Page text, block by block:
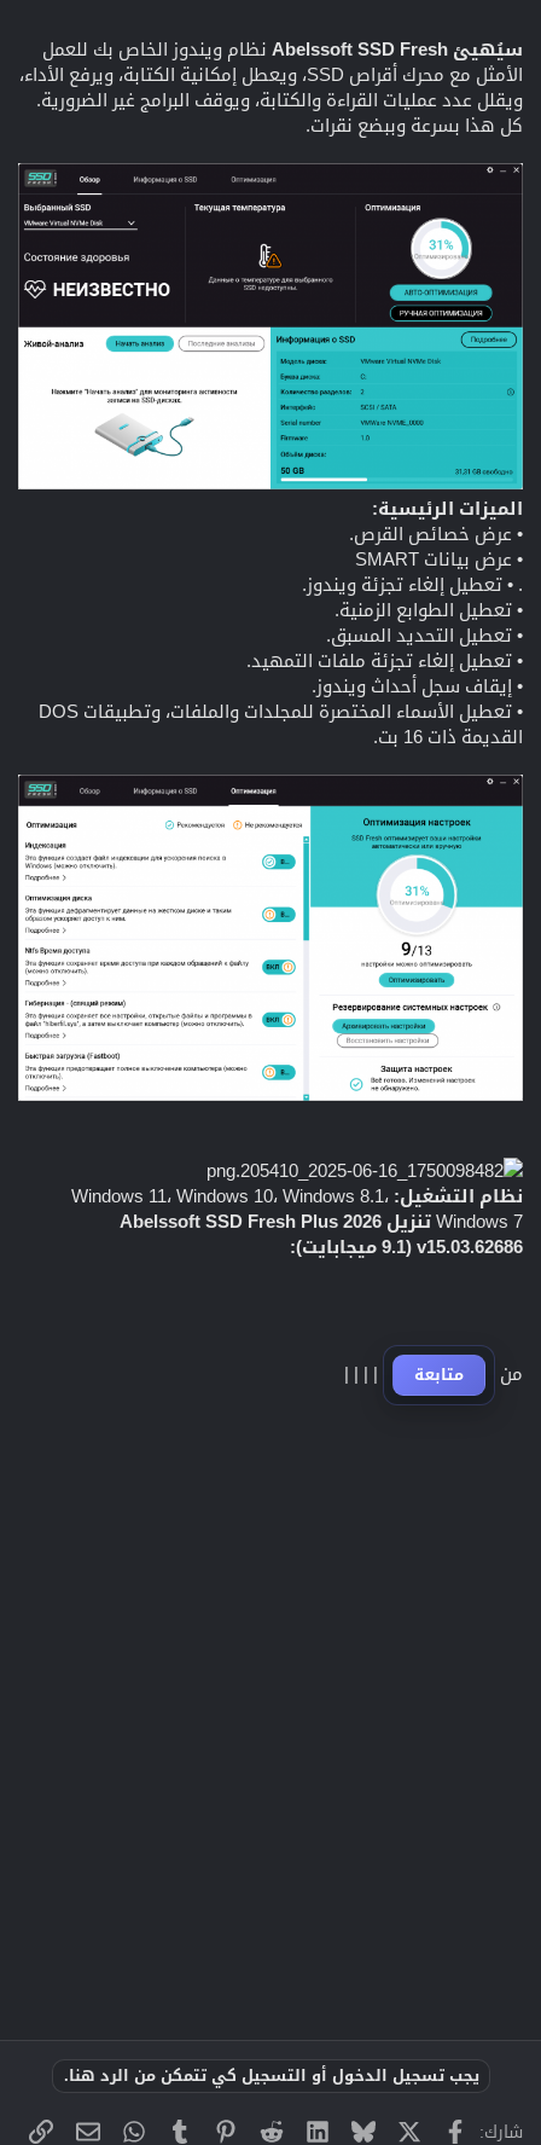
سيُهيئ Abelssoft SSD Fresh
نظام ويندوز الخاص بك للعمل
الأمثل مع محرك أقراص SSD، ويعطل إمكانية الكتابة، ويرفع الأداء،
ويقلل عدد عمليات القراءة والكتابة، ويوقف البرامج غير الضرورية.
كل هذا بسرعة وببضع نقرات.
الميزات الرئيسية:
• عرض خصائص القرص.
• عرض بيانات SMART
. • تعطيل إلغاء تجزئة ويندوز.
• تعطيل الطوابع الزمنية.
• تعطيل التحديد المسبق.
• تعطيل إلغاء تجزئة ملفات التمهيد.
• إيقاف سجل أحداث ويندوز.
• تعطيل الأسماء المختصرة للمجلدات والملفات، وتطبيقات DOS
القديمة ذات 16 بت.
نظام التشغيل: Windows 11، Windows 10، Windows 8.1،
Windows 7
تنزيل Abelssoft SSD Fresh Plus 2026
v15.03.62686 (9.1 ميجابايت):
من متابعة |
|
|
|
يجب تسجيل الدخول أو التسجيل كي تتمكن من الرد هنا.
شارك: فيسبوك Bluesky
LinkedIn
Reddit
Pinterest
Tumblr
WhatsApp
البريد